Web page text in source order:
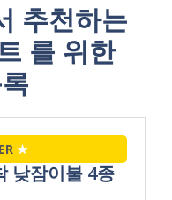
추천하는
를 위한
★
낮잠이불 4종